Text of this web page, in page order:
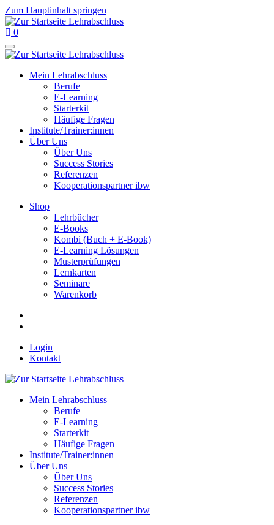
Zum Hauptinhalt springen
0
Mein Lehrabschluss
Berufe
E-Learning
Starterkit
Häufige Fragen
Institute/Trainer:innen
Über Uns
Über Uns
Success Stories
Referenzen
Kooperationspartner ibw
Shop
Lehrbücher
E-Books
Kombi (Buch + E-Book)
E-Learning Lösungen
Musterprüfungen
Lernkarten
Seminare
Warenkorb
Login
Kontakt
Mein Lehrabschluss
Berufe
E-Learning
Starterkit
Häufige Fragen
Institute/Trainer:innen
Über Uns
Über Uns
Success Stories
Referenzen
Kooperationspartner ibw